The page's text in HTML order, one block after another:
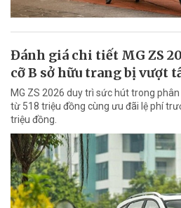
Đánh giá chi tiết MG ZS
cỡ B sở hữu trang bị vượt
MG ZS 2026 duy trì sức hút trong
từ 518 triệu đồng cùng ưu đãi lệ phí
triệu đồng.